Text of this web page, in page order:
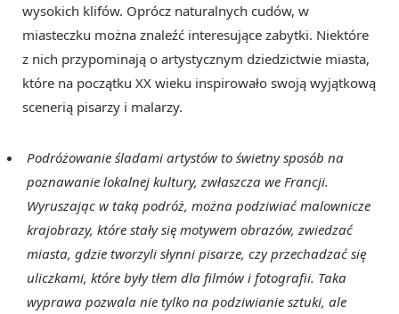
wysokich klifów. Oprócz naturalnych cudów, w
miasteczku można znaleźć interesujące zabytki. Niektóre
z nich przypominają o artystycznym dziedzictwie miasta,
które na początku XX wieku inspirowało swoją wyjątkową
scenerią pisarzy i malarzy.
Podróżowanie śladami artystów to świetny sposób na
poznawanie lokalnej kultury, zwłaszcza we Francji.
Wyruszając w taką podróż, można podziwiać malownicze
krajobrazy, które stały się motywem obrazów, zwiedzać
miasta, gdzie tworzyli słynni pisarze, czy przechadzać się
uliczkami, które były tłem dla filmów i fotografii. Taka
wyprawa pozwala nie tylko na podziwianie sztuki, ale